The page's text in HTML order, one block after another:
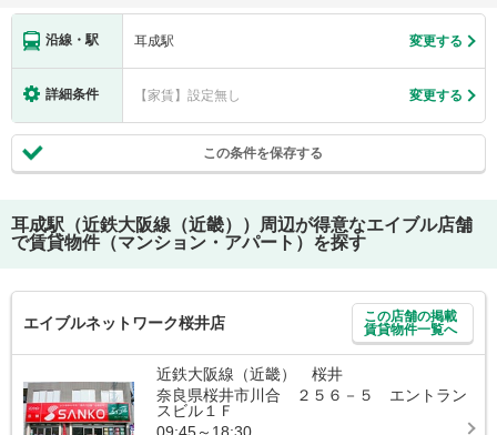
沿線・駅 耳成駅 変更する
詳細条件 【家賃】設定無し 変更する
この条件を保存する
耳成駅（近鉄大阪線（近畿））
周辺が得意なエイブル店舗
で賃貸物件（マンション・アパート）を探す
エイブルネットワーク桜井店
この店舗の掲載
賃貸物件一覧へ
近鉄大阪線（近畿） 桜井
奈良県桜井市川合 ２５６－５ エントラン
スビル１Ｆ